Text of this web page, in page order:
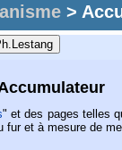
>
" et des pages telles
et à mesure de